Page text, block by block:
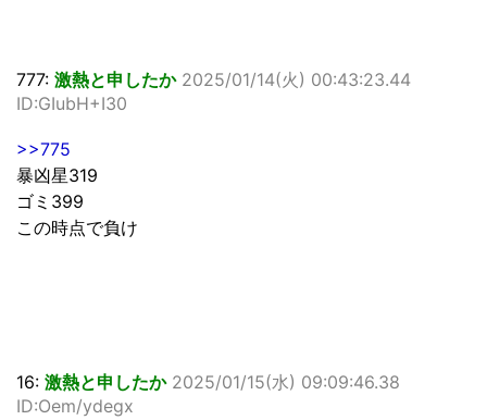
777: 激熱と申したか 2025/01/14(火) 00:43:23.44
ID:GIubH+I30
>>775
暴凶星319
ゴミ399
この時点で負け
16: 激熱と申したか 2025/01/15(水) 09:09:46.38
ID:Oem/ydegx